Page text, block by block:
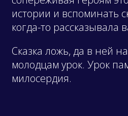
истории и вспоминать
когда-то рассказывала
Сказка ложь, да в ней
молодцам урок. Урок
милосердия.